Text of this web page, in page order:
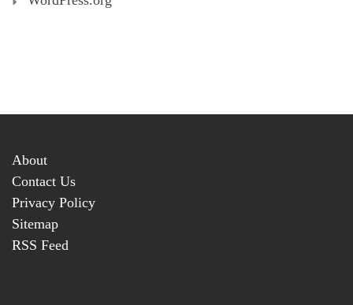
About
Contact Us
Privacy Policy
Sitemap
RSS Feed